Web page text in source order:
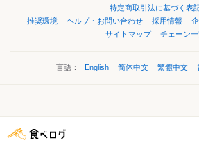
特定商取引法に基づく表
推奨環境
ヘルプ・お問い合わせ 採用情報
サイトマップ
チェーン
言語： English 简体中文 繁體中文